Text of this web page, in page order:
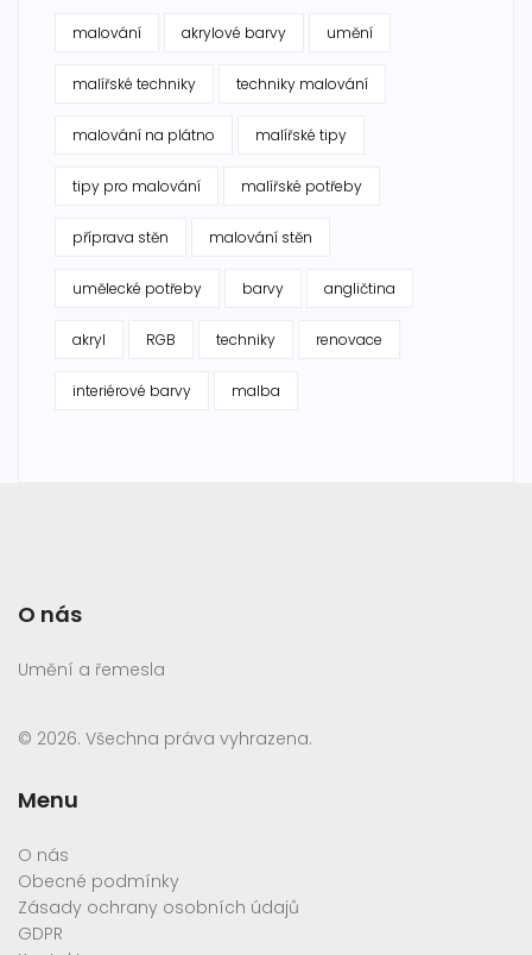
malování akrylové barvy umění
malířské techniky techniky malování
malování na plátno malířské tipy
tipy pro malování malířské potřeby
příprava stěn malování stěn
umělecké potřeby barvy angličtina
akryl RGB techniky renovace
interiérové barvy malba
O nás
Umění a řemesla
© 2026. Všechna práva vyhrazena.
Menu
O nás
Obecné podmínky
Zásady ochrany osobních údajů
GDPR